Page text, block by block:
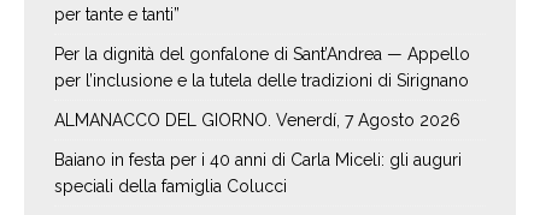
per tante e tanti”
Per la dignità del gonfalone di Sant’Andrea — Appello
per l’inclusione e la tutela delle tradizioni di Sirignano
ALMANACCO DEL GIORNO. Venerdí, 7 Agosto 2026
Baiano in festa per i 40 anni di Carla Miceli: gli auguri
speciali della famiglia Colucci